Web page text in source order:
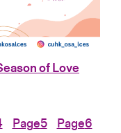
of Love
Page5 Page6